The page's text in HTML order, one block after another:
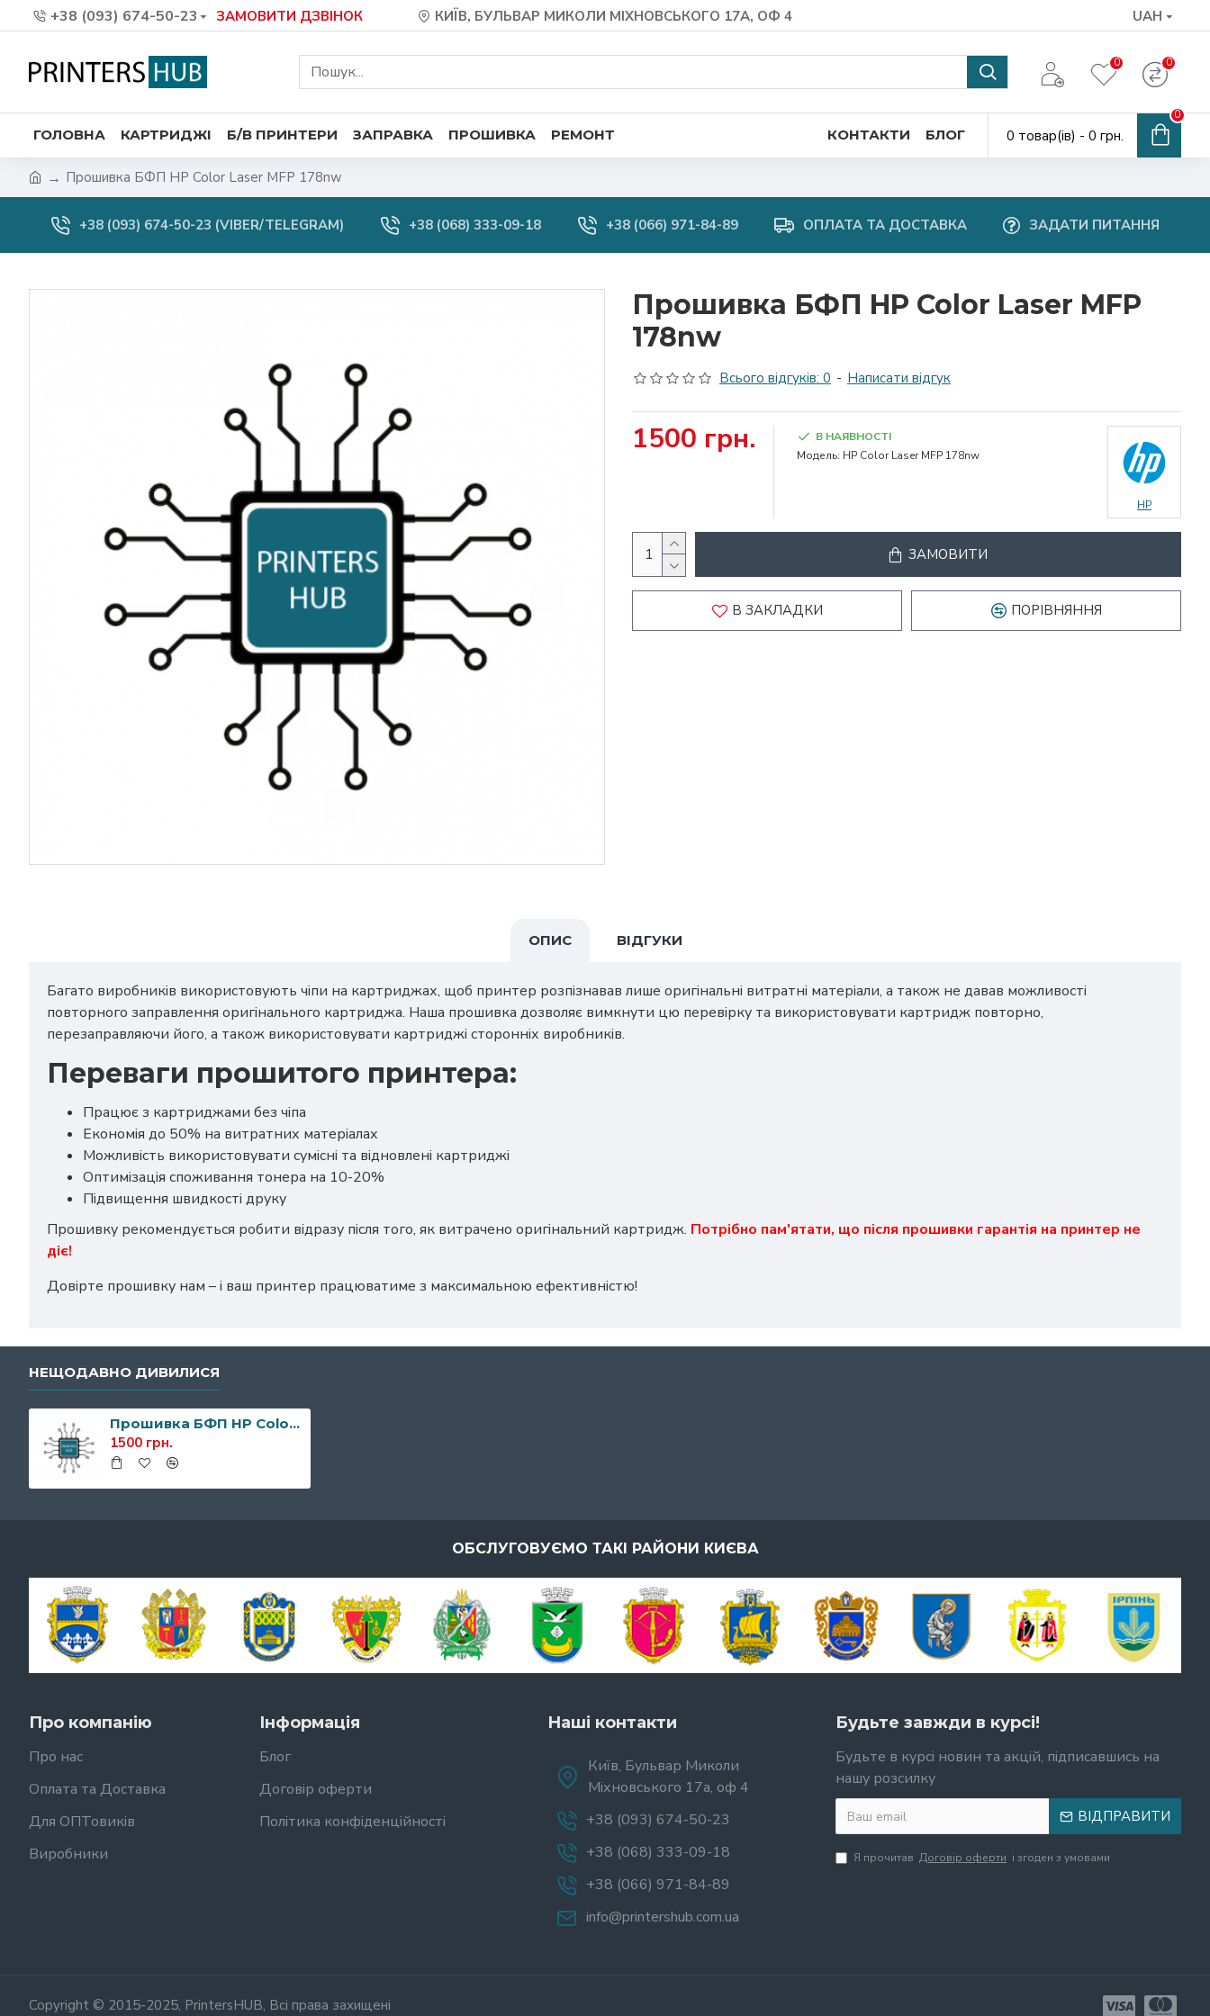
+38 (093) 674-50-23 ЗАМОВИТИ ДЗВІНОК КИЇВ, БУЛЬВАР МИКОЛИ МІХНОВСЬКОГО 17А, ОФ 4 UAH
0 0
ГОЛОВНА КАРТРИДЖІ Б/В ПРИНТЕРИ ЗАПРАВКА ПРОШИВКА РЕМОНТ КОНТАКТИ БЛОГ 0 товар(ів) - 0 грн.
0
Прошивка БФП HP Color Laser MFP 178nw
+38 (093) 674-50-23 (VIBER/TELEGRAM) +38 (068) 333-09-18 +38 (066) 971-84-89 ОПЛАТА ТА ДОСТАВКА ЗАДАТИ ПИТАННЯ
Прошивка БФП HP Color Laser MFP
178nw
Всього відгуків: 0 - Написати відгук
1500 грн.
В НАЯВНОСТІ
Модель: HP Color Laser MFP 178nw
HP
ЗАМОВИТИ
В ЗАКЛАДКИ ПОРІВНЯННЯ
ОПИС ВІДГУКИ
Багато виробників використовують чіпи на картриджах, щоб принтер розпізнавав лише оригінальні витратні матеріали, а також не давав можливості
повторного заправлення оригінального картриджа. Наша прошивка дозволяє вимкнути цю перевірку та використовувати картридж повторно,
перезаправляючи його, а також використовувати картриджі сторонніх виробників.
Переваги прошитого принтера:
Працює з картриджами без чіпа
Економія до 50% на витратних матеріалах
Можливість використовувати сумісні та відновлені картриджі
Оптимізація споживання тонера на 10-20%
Підвищення швидкості друку
Прошивку рекомендується робити відразу після того, як витрачено оригінальний картридж. Потрібно пам'ятати, що після прошивки гарантія на принтер не
діє!
Довірте прошивку нам – і ваш принтер працюватиме з максимальною ефективністю!
НЕЩОДАВНО ДИВИЛИСЯ
Прошивка БФП HP Color Laser MFP 178nw
1500 грн.
ОБСЛУГОВУЄМО ТАКІ РАЙОНИ КИЄВА
Про компанію
Про нас
Оплата та Доставка
Для ОПТовиків
Виробники
Інформація
Блог
Договір оферти
Політика конфіденційності
Наші контакти
Київ, Бульвар Миколи
Міхновського 17а, оф 4
+38 (093) 674-50-23
+38 (068) 333-09-18
+38 (066) 971-84-89
info@printershub.com.ua
Будьте завжди в курсі!
Будьте в курсі новин та акцій, підписавшись на
нашу розсилку
ВІДПРАВИТИ
Я прочитав Договір оферти і згоден з умовами
Copyright © 2015-2025, PrintersHUB, Всі права захищені